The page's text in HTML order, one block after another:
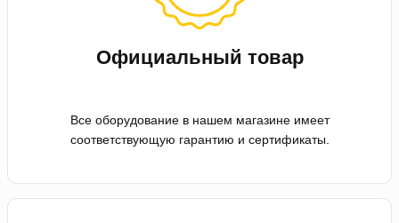
Официальный товар
Все оборудование в нашем магазине имеет
соответствующую гарантию и сертификаты.